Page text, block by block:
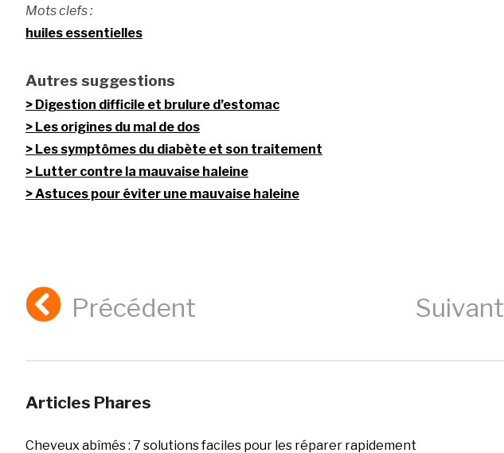
Mots clefs :
huiles essentielles
Autres suggestions
Digestion difficile et brulure d’estomac
Les origines du mal de dos
Les symptômes du diabète et son traitement
Lutter contre la mauvaise haleine
Astuces pour éviter une mauvaise haleine
Précédent Suivant
Articles Phares
Cheveux abîmés : 7 solutions faciles pour les réparer rapidement